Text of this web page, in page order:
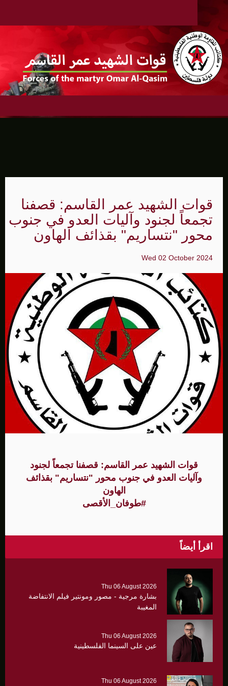
قوات الشهيد عمر القاسم: قصفنا
تجمعاً لجنود وآليات العدو في جنوب
محور "نتساريم" بقذائف الهاون
Wed 02 October 2024
قوات الشهيد عمر القاسم: قصفنا تجمعاً لجنود
وآليات العدو في جنوب محور "نتساريم" بقذائف
الهاون
#طوفان_الأقصى
اقرأ أيضاً
Thu 06 August 2026
بشارة مرجية - مصور ومونتير فيلم الانتفاضة
المغيبة
Thu 06 August 2026
عين على السينما الفلسطينية
Thu 06 August 2026